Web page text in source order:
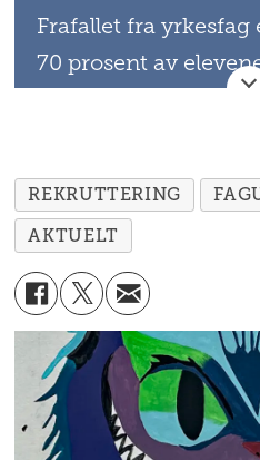
Frafallet fra
70 prosent av
studieforberedende,
sentralbyrå.
Kunnskapsminister
mener
får lærlingplass.
Utviklingen går i
langsomt. To
REKRUTTERING
AKTUELT